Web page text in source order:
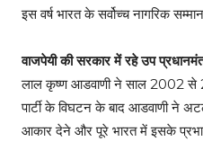
इस वर्ष भारत के सर्वोच्च नागरिक
वाजपेयी की सरकार में रहे उप
लाल कृष्ण आडवाणी ने साल 2002 से
पार्टी के विघटन के बाद आडवाणी ने
आकार देने और पूरे भारत में इसके